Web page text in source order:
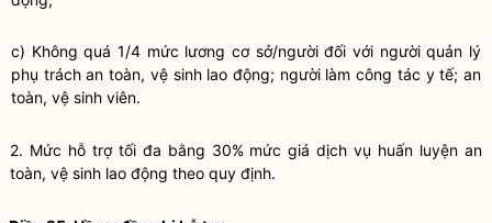
c) Không quá 1/4 mức lương cơ sở/người đối với người quản lý
phụ trách an toàn, vệ sinh lao động; người làm công tác y tế; an
toàn, vệ sinh viên.
2. Mức hỗ trợ tối đa bằng 30% mức giá dịch vụ huấn luyện an
toàn, vệ sinh lao động theo quy định.